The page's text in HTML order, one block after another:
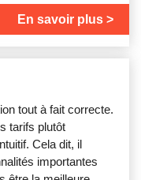
En savoir plus
tout à fait correcte.
tarifs plutôt
Cela dit, il
importantes